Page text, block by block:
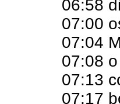
06:58
07:00
07:04
07:08
07:13
07:17